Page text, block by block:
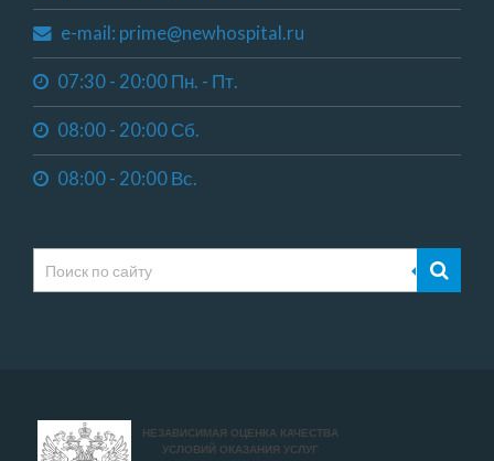
e-mail: prime@newhospital.ru
07:30 - 20:00 Пн. - Пт.
08:00 - 20:00 Сб.
08:00 - 20:00 Вс.